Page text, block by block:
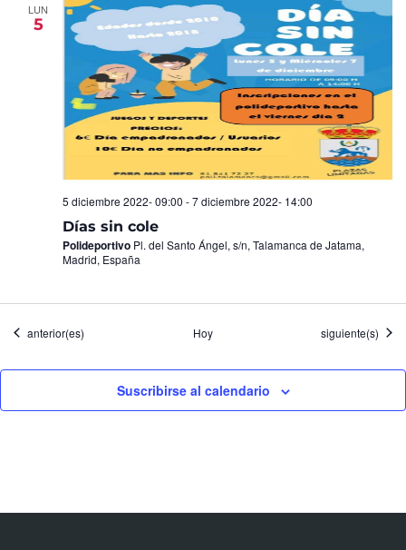
LUN
5
Días sin cole
5 diciembre 2022- 09:00 -7 diciembre 2022- 14:00
Polideportivo Pl. del Santo Ángel, s/n, Talamanca de Jatama,
Madrid, España
Eventos
anterior(es) Hoy Eventos
siguiente(s)
Suscribirse al calendario